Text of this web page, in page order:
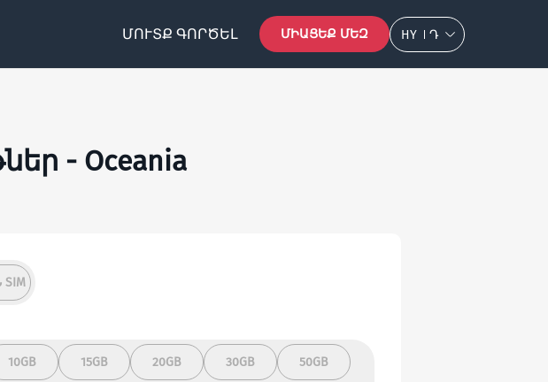
ՄՈՒՏՔ ԳՈՐԾԵԼ ՄԻԱՑԵՔ ՄԵԶ HY Դ
- Oceania
10GB 15GB 20GB 30GB 50GB